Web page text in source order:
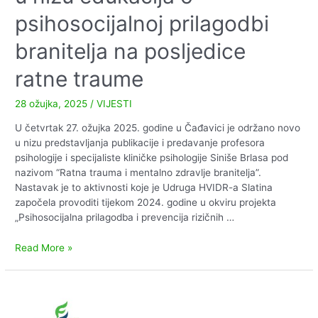
psihosocijalnoj prilagodbi
branitelja na posljedice
ratne traume
28 ožujka, 2025 /VIJESTI
U četvrtak 27. ožujka 2025. godine u Čađavici je održano novo
u nizu predstavljanja publikacije i predavanje profesora
psihologije i specijaliste kliničke psihologije Siniše Brlasa pod
nazivom “Ratna trauma i mentalno zdravlje branitelja”.
Nastavak je to aktivnosti koje je Udruga HVIDR-a Slatina
započela provoditi tijekom 2024. godine u okviru projekta
„Psihosocijalna prilagodba i prevencija rizičnih …
U
Read More »